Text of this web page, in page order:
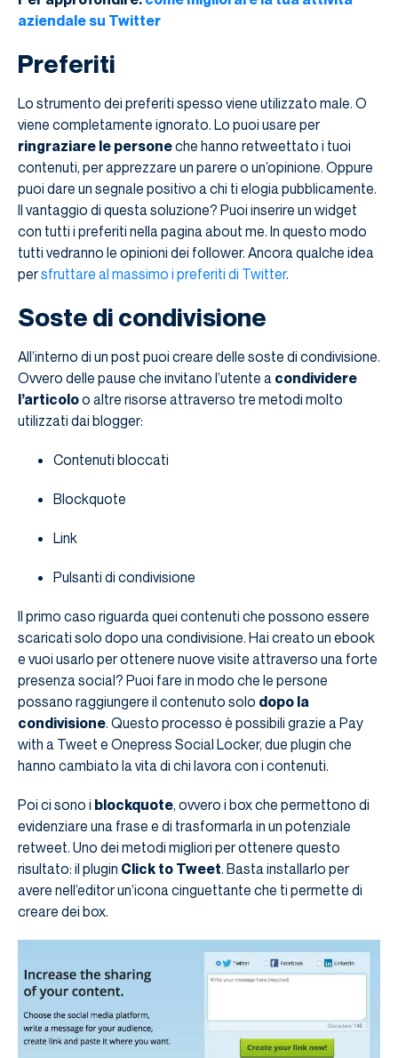
aziendale su Twitter
Preferiti
Lo strumento dei preferiti spesso viene utilizzato male. O
viene completamente ignorato. Lo puoi usare per
ringraziare le personeche hanno retweettato i tuoi
contenuti, per apprezzare un parere o un’opinione. Oppure
puoi dare un segnale positivo a chi ti elogia pubblicamente.
Il vantaggio di questa soluzione? Puoi inserire un widget
con tutti i preferiti nella pagina about me. In questo modo
tutti vedranno le opinioni dei follower. Ancora qualche idea
persfruttare al massimo i preferiti di Twitter.
Soste di condivisione
All’interno di un post puoi creare delle soste di condivisione.
Ovvero delle pause che invitano l’utente a condividere
l’articoloo altre risorse attraverso tre metodi molto
utilizzati dai blogger:
Contenuti bloccati
Blockquote
Link
Pulsanti di condivisione
Il primo caso riguarda quei contenuti che possono essere
scaricati solo dopo una condivisione. Hai creato un ebook
e vuoi usarlo per ottenere nuove visite attraverso una forte
presenza social? Puoi fare in modo che le persone
possano raggiungere il contenuto solo dopo la
condivisione. Questo processo è possibili grazie a Pay
with a Tweet e Onepress Social Locker, due plugin che
hanno cambiato la vita di chi lavora con i contenuti.
Poi ci sono i blockquote, ovvero i box che permettono di
evidenziare una frase e di trasformarla in un potenziale
retweet. Uno dei metodi migliori per ottenere questo
risultato: il plugin Click to Tweet. Basta installarlo per
avere nell’editor un’icona cinguettante che ti permette di
creare dei box.